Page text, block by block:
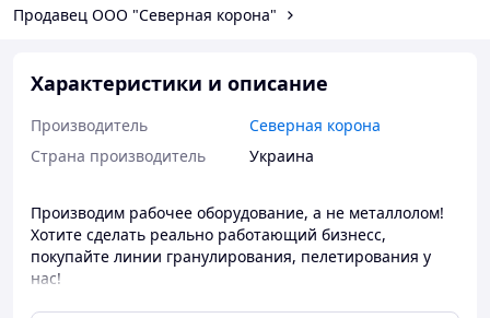
Продавец ООО "Северная корона"
Характеристики и описание
Производитель
Северная корона
Страна производитель
Украина
Производим рабочее оборудование, а не металлолом!
Хотите сделать реально работающий бизнесс,
покупайте линии гранулирования, пелетирования у
нас!